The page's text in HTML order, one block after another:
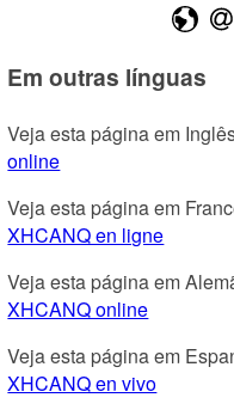
Em outras línguas
Veja esta página em
online
Veja esta página em
XHCANQ en ligne
Veja esta página em
XHCANQ online
Veja esta página em
XHCANQ en vivo